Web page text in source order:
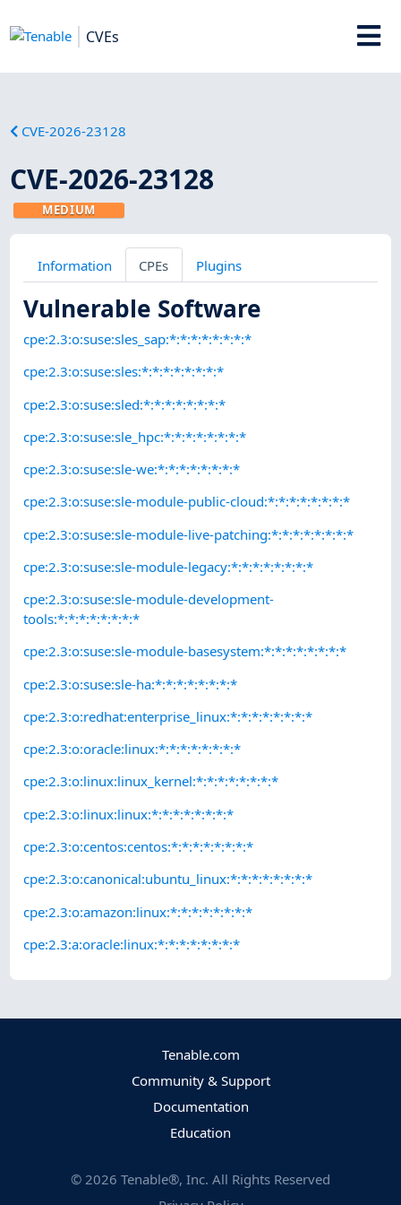
CVEs
CVE-2026-23128
CVE-2026-23128
MEDIUM
Information CPEs Plugins
Vulnerable Software
cpe:2.3:o:suse:sles_sap:*:*:*:*:*:*:*:*
cpe:2.3:o:suse:sles:*:*:*:*:*:*:*:*
cpe:2.3:o:suse:sled:*:*:*:*:*:*:*:*
cpe:2.3:o:suse:sle_hpc:*:*:*:*:*:*:*:*
cpe:2.3:o:suse:sle-we:*:*:*:*:*:*:*:*
cpe:2.3:o:suse:sle-module-public-cloud:*:*:*:*:*:*:*:*
cpe:2.3:o:suse:sle-module-live-patching:*:*:*:*:*:*:*:*
cpe:2.3:o:suse:sle-module-legacy:*:*:*:*:*:*:*:*
cpe:2.3:o:suse:sle-module-development-
tools:*:*:*:*:*:*:*:*
cpe:2.3:o:suse:sle-module-basesystem:*:*:*:*:*:*:*:*
cpe:2.3:o:suse:sle-ha:*:*:*:*:*:*:*:*
cpe:2.3:o:redhat:enterprise_linux:*:*:*:*:*:*:*:*
cpe:2.3:o:oracle:linux:*:*:*:*:*:*:*:*
cpe:2.3:o:linux:linux_kernel:*:*:*:*:*:*:*:*
cpe:2.3:o:linux:linux:*:*:*:*:*:*:*:*
cpe:2.3:o:centos:centos:*:*:*:*:*:*:*:*
cpe:2.3:o:canonical:ubuntu_linux:*:*:*:*:*:*:*:*
cpe:2.3:o:amazon:linux:*:*:*:*:*:*:*:*
cpe:2.3:a:oracle:linux:*:*:*:*:*:*:*:*
Tenable.com
Community & Support
Documentation
Education
© 2026 Tenable®, Inc. All Rights Reserved